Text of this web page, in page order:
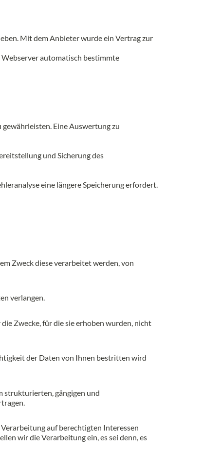
Mit dem Anbieter wurde ein Vertrag zur
automatisch bestimmte
Eine Auswertung zu
und Sicherung des
eine längere Speicherung erfordert.
Zweck diese verarbeitet werden, von
verlangen.
Zwecke, für die sie erhoben wurden, nicht
der Daten von Ihnen bestritten wird
strukturierten, gängigen und
auf berechtigten Interessen
wir die Verarbeitung ein, es sei denn, es